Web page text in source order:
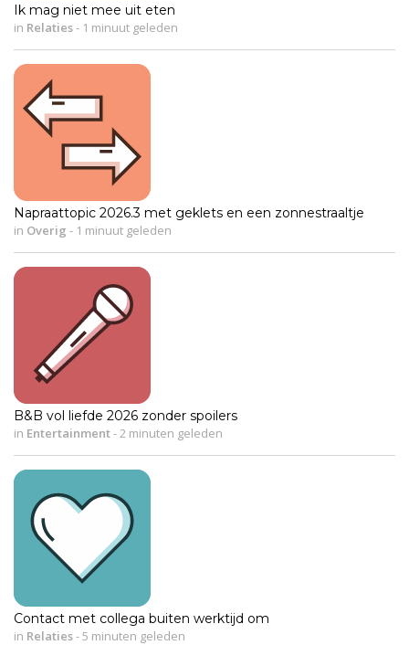
Ik mag niet mee uit eten
in Relaties- 1 minuut geleden
Napraattopic 2026.3 met geklets en een zonnestraaltje
in Overig - 1 minuut geleden
B&B vol liefde 2026 zonder spoilers
in Entertainment- 2 minuten geleden
Contact met collega buiten werktijd om
in Relaties-5 minuten geleden